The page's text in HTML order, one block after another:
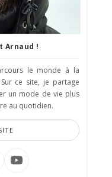
Arnaud !
le monde à la
ce site, je partage
un mode de vie plus
au quotidien.